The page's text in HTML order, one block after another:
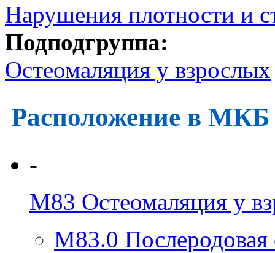
Нарушения плотности и
Подподгруппа:
Остеомаляция у взрослых
Расположение в
-
M83 Остеомаляция у
M83.0